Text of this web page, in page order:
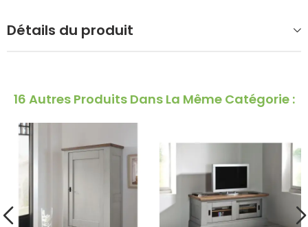
Détails du produit
16 Autres Produits Dans La Même Catégorie :